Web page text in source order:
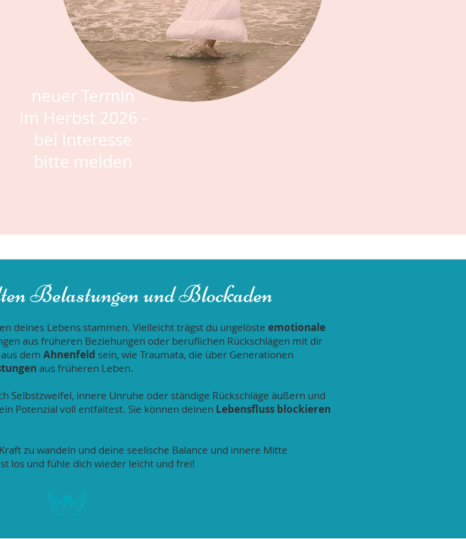
neuer Termin
im Herbst 2026 -
bei Interesse
bitte melden
Belastungen und Blockaden
deines Lebens stammen. Vielleicht trägst du ungelöste emotionale
aus früheren Beziehungen oder beruflichen Rückschlägen mit dir
dem Ahnenfeld sein, wie Traumata, die über Generationen
aus früheren Leben.
Selbstzweifel, innere Unruhe oder ständige Rückschläge äußern und
Potenzial voll entfaltest. Sie können deinen Lebensfluss blockieren
zu wandeln und deine seelische Balance und innere Mitte
los und fühle dich wieder leicht und frei!